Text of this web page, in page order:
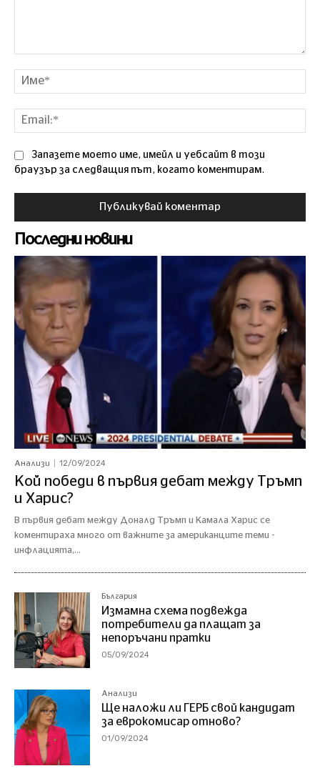
Запазете моето име, имейл и уебсайт в този
браузър за следващия път, когато коментирам.
Последни новини
Анализи 12/09/2024
Кой победи в първия дебат между Тръмп
и Харис?
В първия дебат между Доналд Тръмп и Камала Харис се
коментираха много от важните за американците теми -
инфлацията,...
България
Измамна схема подвежда
потребители да плащат за
непоръчани пратки
05/09/2024
Анализи
Ще наложи ли ГЕРБ свой кандидат
за еврокомисар отново?
01/09/2024